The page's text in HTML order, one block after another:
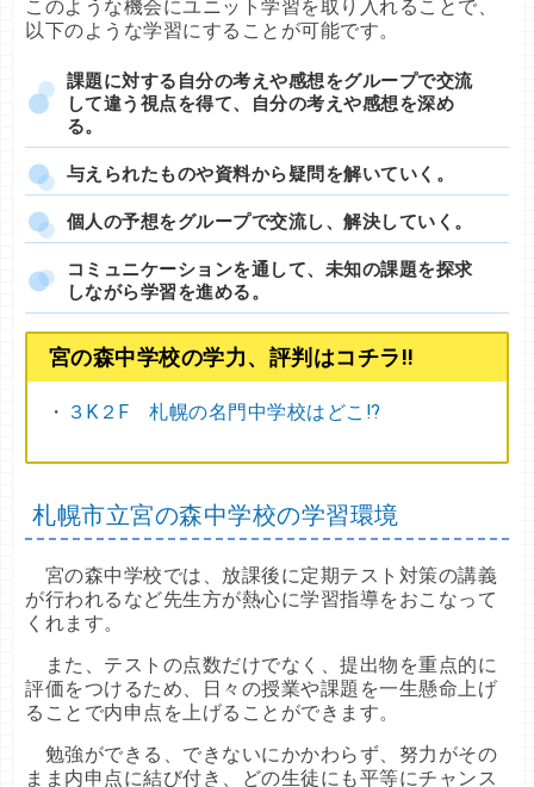
このような機会にユニット学習を取り入れることで、
以下のような学習にすることが可能です。
課題に対する自分の考えや感想をグループで交流
して違う視点を得て、自分の考えや感想を深め
る。
与えられたものや資料から疑問を解いていく。
個人の予想をグループで交流し、解決していく。
コミュニケーションを通して、未知の課題を探求
しながら学習を進める。
宮の森中学校の学力、評判はコチラ!!
・ ３K２F 札幌の名門中学校はどこ⁉
札幌市立宮の森中学校の学習環境
宮の森中学校では、放課後に定期テスト対策の講義
が行われるなど先生方が熱心に学習指導をおこなって
くれます。
また、テストの点数だけでなく、提出物を重点的に
評価をつけるため、日々の授業や課題を一生懸命上げ
ることで内申点を上げることができます。
勉強ができる、できないにかかわらず、努力がその
まま内申点に結び付き、どの生徒にも平等にチャンス